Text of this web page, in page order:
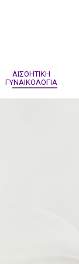
ΑΙΣΘΗΤΙΚΗ
ΓΥΝΑΙΚΟΛΟΓΙΑ